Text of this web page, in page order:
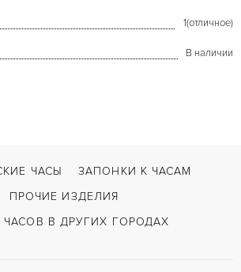
1(отличное)
В наличии
ЧАСЫ
ЗАПОНКИ К ЧАСАМ
ПРОЧИЕ ИЗДЕЛИЯ
ЧАСОВ В ДРУГИХ ГОРОДАХ